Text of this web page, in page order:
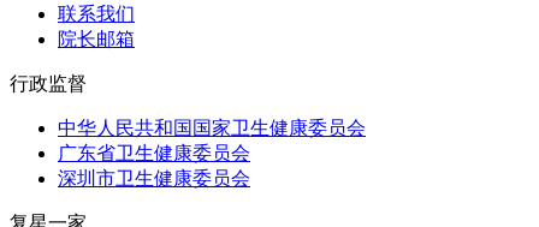
联系我们
院长邮箱
行政监督
中华人民共和国国家卫生健康委员会
广东省卫生健康委员会
深圳市卫生健康委员会
复星一家